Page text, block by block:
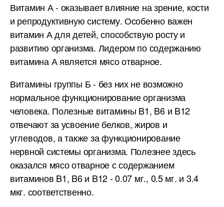
Витамин А - оказывает влияние на зрение, кости
и репродуктивную систему. Особенно важен
витамин А для детей, способствую росту и
развитию организма. Лидером по содержанию
витамина А является мясо отварное.
Витамины группы Б - без них не возможно
нормальное функционирование организма
человека. Полезные витамины B1, B6 и B12
отвечают за усвоение белков, жиров и
углеводов, а также за функционирование
нервной системы организма. Полезнее здесь
оказался мясо отварное с содержанием
витаминов B1, B6 и B12 - 0.07 мг., 0.5 мг. и 3.4
мкг. соответственно.